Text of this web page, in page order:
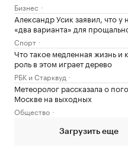
Бизнес
Александр Усик заявил, что у
«два варианта» для
Спорт
Что такое медленная жизнь и
роль в этом играет дерево
РБК и Старквуд
Метеоролог рассказала о
Москве на выходных
Общество
Загрузить еще